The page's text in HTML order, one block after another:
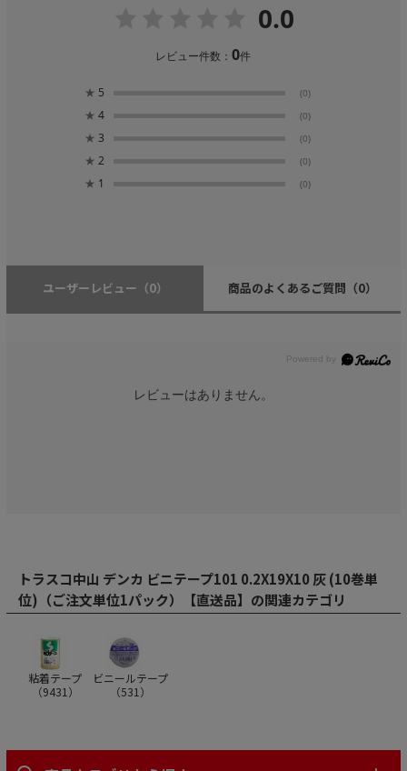
0.0
レビュー件数：0件
★ 5 (0)
★ 4 (0)
★ 3 (0)
★ 2 (0)
★ 1 (0)
ユーザーレビュー （0） 商品のよくあるご質問 （0）
レビューはありません。
トラスコ中山 デンカ ビニテープ101 0.2X19X10 灰 (10巻単
位)（ご注文単位1パック）【直送品】の関連カテゴリ
粘着テープ
（9431 ）
ビニールテープ
（531 ）